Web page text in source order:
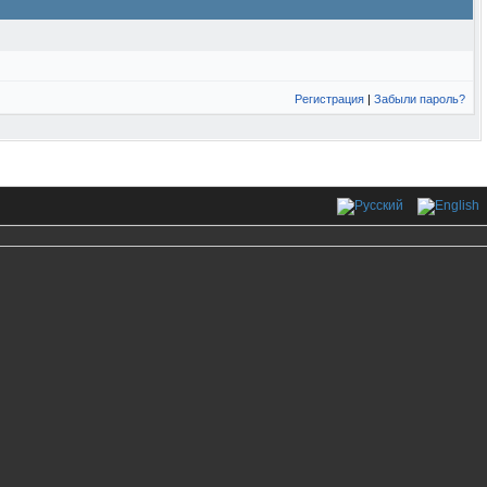
Регистрация | Забыли пароль?